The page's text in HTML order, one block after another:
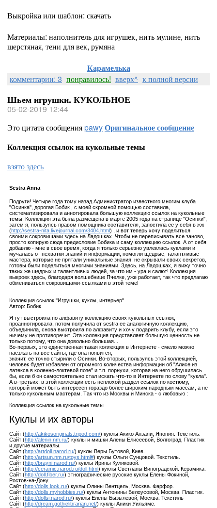
Выкройка или шаблон: скачать
Материалы: наполнитель для игрушек, нить мулине, нить
шерстяная, тени для век, румяна
Карамелька
комментарии: 3 понравилось! вверх^ к полной версии
Шьем игрушки. КУКОЛЬНОЕ
05-02-2019 12:44
Это цитата сообщенияpawyОригинальное сообщение
Коллекция ссылок на кукольные темы
взято здесь
Sestra Annа
Подруги! Четыре года тому назад Администратор известного многим клуба
"Осинка", дорогая Бобик , с моей скромной помощью составила,
систематизировала и аннотировала большую коллекцию ссылок на кукольные
темы. Коллекция эта была размещена в марте 2005 года на странице "Осинки",
затем я, пользуясь правом помощника составителя, запостила ее у себя в жж
(http://sestra-nita.livejournal.com/3404.html) , и вот теперь хочу поделиться
своими сокровищами здесь на Ладошках. Чтобы не переписывать все заново,
просто копирую сюда предисловие Бобика и саму коллекцию ссылок. А от себя
добавлю - мне в свое время, когда я только серьезно увлеклась куклами и
мучалась от нехватки знаний и информации, помогли щедрые, талантливые
мастера, которые не прятали уникальные знания, не скрывали своих секретов,
готовы были поделиться многими знаниями. Здесь, на Ладошках, я вижу точно
таких же щедрых и талантливых людей, за что им - ура и салют! Коллекция
выкроек здесь, благодаря волшебнице Пчелке, уже работает, так что предлагаю
обмениваться сокровищами-ссылками в этой теме!
Коллекция ссылок "Игрушки, куклы, интерьер"
Автор: Бобик
Я тут выстроила по алфавиту коллекцию своих кукольных ссылок,
проаннотировала, потом получила от sestra ее аналогичную коллекцию,
объединила, снова выстроила по алфавиту и хочу подарить клубу, если это
ничему не противоречит. Эта коллекция представляет большую ценность не
только потому, что она довольно большая...
Во-первых, это единственная такая коллекция в Интернете - смело можно
наезжать на все сайты, где она появится,
значит, ее точно стырили с Осинки. Во-вторых, пользуясь этой коллекцией,
человек будет избавлен от огромного количества информации об "Алисе из
латекса в коленно-локтевой позе" и т.п. порнухи, которая на него обрушилась
бы, если б он самостоятельно стал искать что-то в Интернете по слову "кукла".
А в-третьих, в этой коллекции есть неплохой раздел ссылок по костюму,
который может быть интересен гораздо более широким народным массам, а не
только кукольным мастерам. Так что из Москвы и Минска - с любовью :
Коллекция ссылок на кукольные темы
Куклы и их авторы
Сайт (http://akikosoriginals.tripod.com/) куклы Акико Анзаяи, Япония. Текстиль.
Сайт (http://alenin.nm.ru/) куклы и мишки Алены Елисеевой, Волгоград. Пластик
и другие материалы.
Сайт (http://artdoll.narod.ru/) куклы Веры Бутовой, Киев.
Сайт (http://artsun.nm.ru/toys.html#) куклы Ольги Сунцовой. Текстиль.
Сайт (http://brayni.narod.ru/) куклы Ирины Куликовой.
Сайт (http://ceramic.narod.ru/doll.html) куклы Светланы Виноградской. Керамика.
Сайт (http://doll.fiber.ru/) этнографические русские куклы Елены Фокиной,
Ростов-на-Дону.
Сайт (http://dolls.look.ru/) куклы Олины Вентцель, Москва. Фарфор.
Сайт (http://dolls.myhobbies.ru/) куклы Антонины Белоусовой, Москва. Пластик.
Сайт (http://dollsi.narod.ru/) куклы Елены Бызылевой, Москва. Текстиль
Сайт (http://dream.gothiclibrarian.net/) куклы Аники Уильямс.